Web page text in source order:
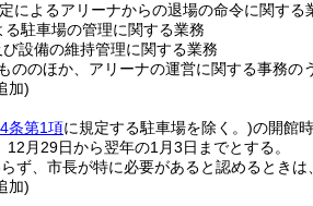
によるアリーナからの退場の命令に関する
る駐車場の管理に関する業務
設備の維持管理に関する業務
ののほか、アリーナの運営に関する事務の
加)
条第1項に規定する駐車場を除く。)の開館
月29日から翌年の1月3日までとする。
ず、市長が特に必要があると認めるとき
加)